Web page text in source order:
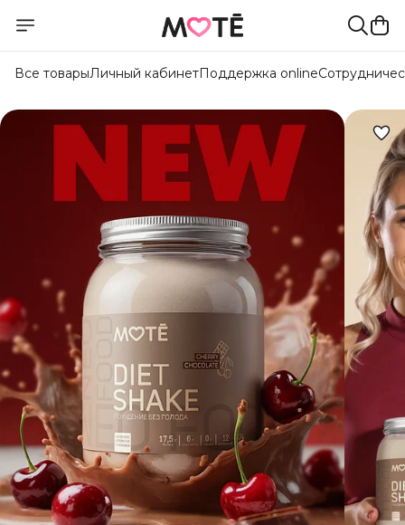
Все товарыЛичный кабинетПоддержка online